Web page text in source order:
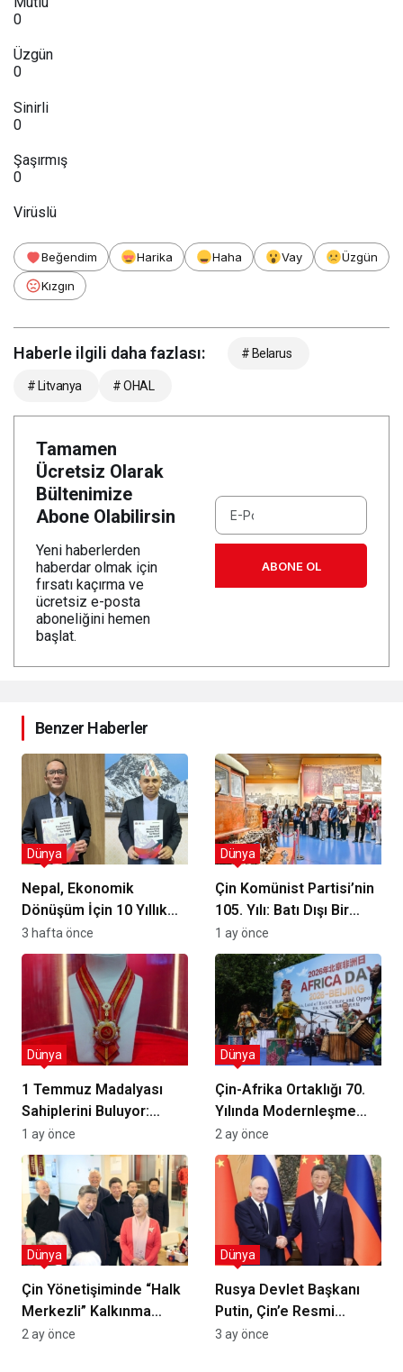
0
Üzgün
0
Sinirli
0
Şaşırmış
0
Virüslü
Beğendim Harika Haha Vay
Üzgün
Kızgın
Haberle ilgili daha fazlası: # Belarus
# Litvanya # OHAL
Tamamen
Ücretsiz Olarak
Bültenimize
Abone Olabilirsin
Yeni haberlerden
haberdar olmak için
fırsatı kaçırma ve
ücretsiz e-posta
aboneliğini hemen
başlat.
ABONE OL
Benzer Haberler
Nepal, Ekonomik
Dönüşüm İçin 10 Yıllık
Verimlilik Planını
Uygulamaya Koyuyor
Dünya
3 hafta önce
Çin Komünist Partisi’nin
105. Yılı: Batı Dışı Bir
Kalkınma Modeli
Tartışılıyor mu?
Dünya
1 ay önce
1 Temmuz Madalyası
Sahiplerini Buluyor:
Çin’de Halk Kahramanları
Ödüllendiriliyor
Dünya
1 ay önce
Çin-Afrika Ortaklığı 70.
Yılında Modernleşme
Hedefine Odaklanıyor
Dünya
2 ay önce
Çin Yönetişiminde “Halk
Merkezli” Kalkınma
Modelinin
Dünya
2 ay önce
Rusya Devlet Başkanı
Putin, Çin’e Resmi
Ziyarette Bulunacak:
Dünya
3 ay önce